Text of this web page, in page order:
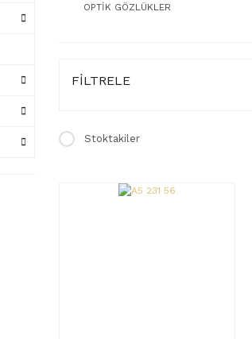
OPTİK GÖZLÜKLER
FİLTRELE
Stoktakiler